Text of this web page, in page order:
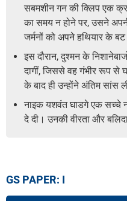
सबमशीन गन की क्लिप एक
का समय न होने पर, उसने
जर्मनों को अपने हथियार के
इस दौरान, दुश्मन के
दागीं, जिससे वह गंभीर रूप से
के बाद ही उन्होंने अंतिम सांस
नाइक यशवंत घाडगे एक सच्चे
दे दी। उनकी वीरता और
GS PAPER: I